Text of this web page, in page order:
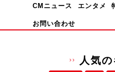
CMニュース エンタメ
お問い合わせ
人気